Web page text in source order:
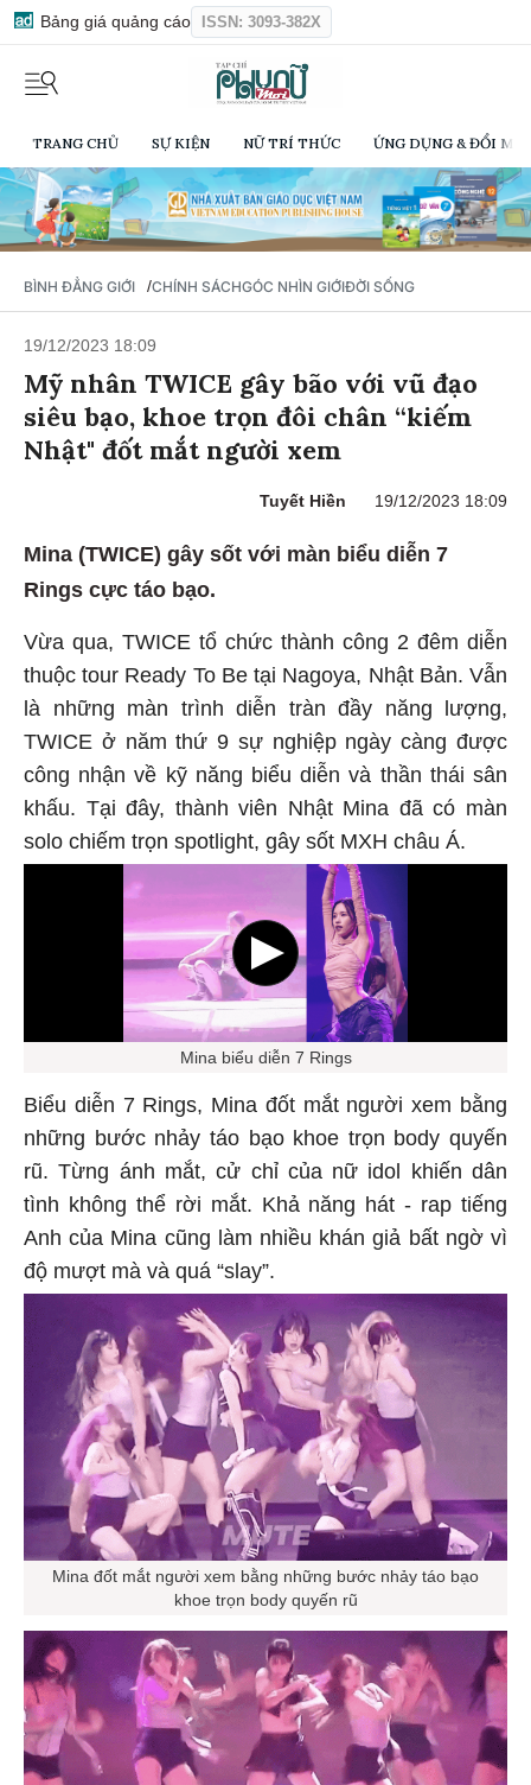
Bảng giá quảng cáo ISSN: 3093-382X
TRANG CHỦ SỰ KIỆN NỮ TRÍ THỨC ỨNG DỤNG & ĐỔI
BÌNH ĐẲNG GIỚI /CHÍNH SÁCHGÓC NHÌN GIỚIĐỜI SỐNG
19/12/2023 18:09
Mỹ nhân TWICE gây bão với vũ đạo
siêu bạo, khoe trọn đôi chân “kiếm
Nhật" đốt mắt người xem
Tuyết Hiền 19/12/2023 18:09
Mina (TWICE) gây sốt với màn biểu diễn 7
Rings cực táo bạo.
Vừa qua, TWICE tổ chức thành công 2 đêm diễn
thuộc tour Ready To Be tại Nagoya, Nhật Bản. Vẫn
là những màn trình diễn tràn đầy năng lượng,
TWICE ở năm thứ 9 sự nghiệp ngày càng được
công nhận về kỹ năng biểu diễn và thần thái sân
khấu. Tại đây, thành viên Nhật Mina đã có màn
solo chiếm trọn spotlight, gây sốt MXH châu Á.
Mina biểu diễn 7 Rings
Biểu diễn 7 Rings, Mina đốt mắt người xem bằng
những bước nhảy táo bạo khoe trọn body quyến
rũ. Từng ánh mắt, cử chỉ của nữ idol khiến dân
tình không thể rời mắt. Khả năng hát - rap tiếng
Anh của Mina cũng làm nhiều khán giả bất ngờ vì
độ mượt mà và quá “slay”.
Mina đốt mắt người xem bằng những bước nhảy táo bạo
khoe trọn body quyến rũ